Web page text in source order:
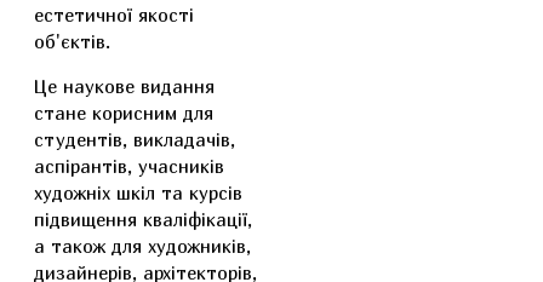
естетичної якості
об'єктів.
Це наукове видання
стане корисним для
студентів, викладачів,
аспірантів, учасників
художніх шкіл та курсів
підвищення кваліфікації,
а також для художників,
дизайнерів, архітекторів,